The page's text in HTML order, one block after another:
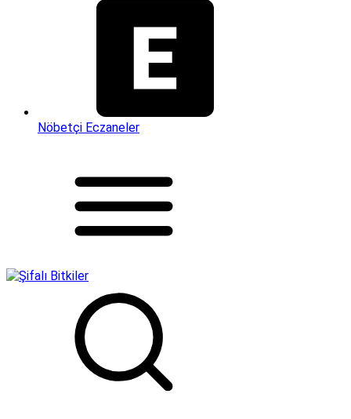
Nöbetçi Eczaneler